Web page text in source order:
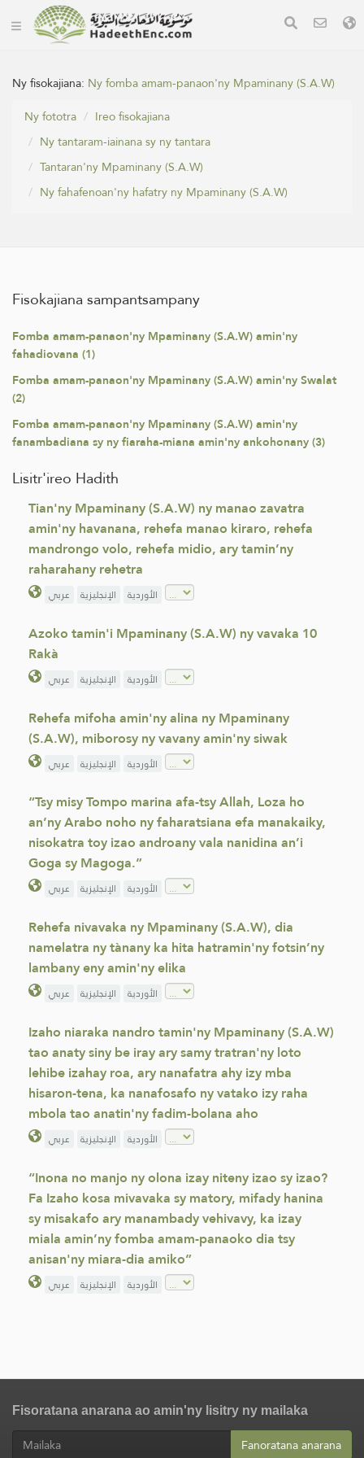
Ny fisokajiana: Ny fomba amam-panaon'ny Mpaminany (S.A.W)
Ny fototra
Ireo fisokajiana
Ny tantaram-iainana sy ny tantara
Tantaran'ny Mpaminany (S.A.W)
Ny fahafenoan'ny hafatry ny Mpaminany (S.A.W)
Fisokajiana sampantsampany
Fomba amam-panaon'ny Mpaminany (S.A.W) amin'ny
fahadiovana (1)
Fomba amam-panaon'ny Mpaminany (S.A.W) amin'ny Swalat
(2)
Fomba amam-panaon'ny Mpaminany (S.A.W) amin'ny
fanambadiana sy ny fiaraha-miana amin'ny ankohonany (3)
Lisitr'ireo Hadith
Tian'ny Mpaminany (S.A.W) ny manao zavatra
amin'ny havanana, rehefa manao kiraro, rehefa
mandrongo volo, rehefa midio, ary tamin’ny
raharahany rehetra
عربي الإنجليزية الأوردية
Azoko tamin'i Mpaminany (S.A.W) ny vavaka 10
Rakà
عربي الإنجليزية الأوردية
Rehefa mifoha amin'ny alina ny Mpaminany
(S.A.W), miborosy ny vavany amin'ny siwak
عربي الإنجليزية الأوردية
“Tsy misy Tompo marina afa-tsy Allah, Loza ho
an’ny Arabo noho ny faharatsiana efa manakaiky,
nisokatra toy izao androany vala nanidina an’i
Goga sy Magoga.”
عربي الإنجليزية الأوردية
Rehefa nivavaka ny Mpaminany (S.A.W), dia
namelatra ny tànany ka hita hatramin'ny fotsin’ny
lambany eny amin'ny elika
عربي الإنجليزية الأوردية
Izaho niaraka nandro tamin'ny Mpaminany (S.A.W)
tao anaty siny be iray ary samy tratran'ny loto
lehibe izahay roa, ary nanafatra ahy izy mba
hisaron-tena, ka nanafosafo ny vatako izy raha
mbola tao anatin'ny fadim-bolana aho
عربي الإنجليزية الأوردية
“Inona no manjo ny olona izay niteny izao sy izao?
Fa Izaho kosa mivavaka sy matory, mifady hanina
sy misakafo ary manambady vehivavy, ka izay
miala amin’ny fomba amam-panaoko dia tsy
anisan'ny miara-dia amiko”
عربي الإنجليزية الأوردية
Fisoratana anarana ao amin'ny lisitry ny mailaka
Fanoratana anarana